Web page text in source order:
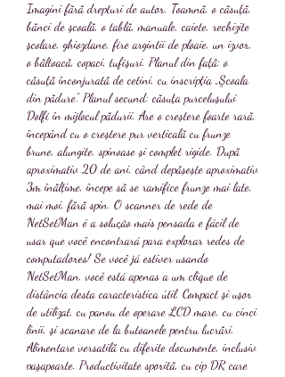
Imagini fără drepturi de autor. Toamnă, o căsuţă,
bănci de şcoală, o tablă, manuale, caiete, rechizite
şcolare, ghiozdane, fire argintii de ploaie, un izvor,
o băltoacă, copaci, tufişuri. Planul din faţă: o
căsuţă înconjurată de cetini, cu inscripţia „Şcoala
din pădure”. Planul secund: căsuţa purceluşului
Dolfi în mijlocul pădurii. Are o creștere foarte rară,
începând cu o creștere pur verticală cu frunze
brune, alungite, spinoase și complet rigide. După
aproximativ 20 de ani, când depășește aproximativ
3m înălțime, începe să se ramifice frunze mai late,
mai moi, fără spin. O scanner de rede de
NetSetMan é a solução mais pensada e fácil de
usar que você encontrará para explorar redes de
computadores! Se você já estiver usando
NetSetMan, você está apenas a um clique de
distância desta característica útil. Compact şi uşor
de utilizat, cu panou de operare LCD mare, cu cinci
linii, şi scanare de la butoanele pentru lucrări.
Alimentare versatilă cu diferite documente, inclusiv
paşapoarte. Productivitate sporită, cu cip DR care